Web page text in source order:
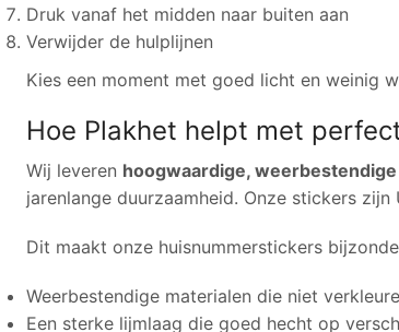
Druk vanaf het midden naar buiten aan
Verwijder de hulplijnen
Kies een moment met goed licht en weinig
Hoe Plakhet helpt met
Wij leveren hoogwaardige,
jarenlange duurzaamheid. Onze stickers
Dit maakt onze huisnummerstickers
Weerbestendige materialen die niet
Een sterke lijmlaag die goed hecht op